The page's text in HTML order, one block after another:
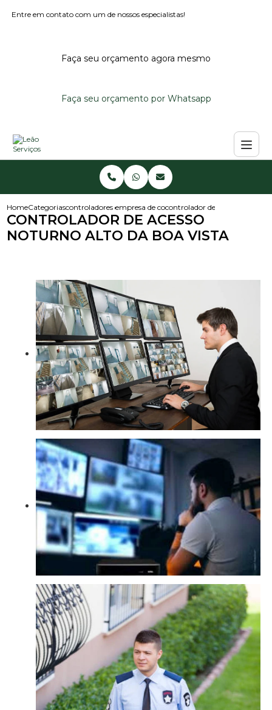
Entre em contato com um de nossos especialistas!
Faça seu orçamento agora mesmo
Faça seu orçamento por Whatsapp
HomeCategoriascontroladores de acessoempresa de controlador de acesso
controlador de acesso
CONTROLADOR DE ACESSO
NOTURNO ALTO DA BOA VISTA